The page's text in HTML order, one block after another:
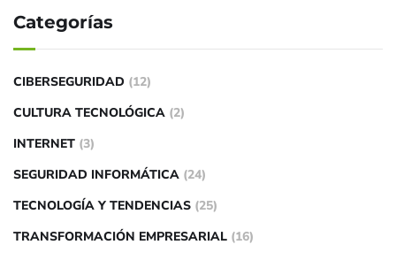
Categorías
CIBERSEGURIDAD (12)
CULTURA TECNOLÓGICA (2)
INTERNET (3)
SEGURIDAD INFORMÁTICA (24)
TECNOLOGÍA Y TENDENCIAS (25)
TRANSFORMACIÓN EMPRESARIAL (16)